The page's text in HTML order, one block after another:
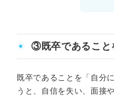
③既卒であること
既卒であることを「自分
うと、自信を失い、面接